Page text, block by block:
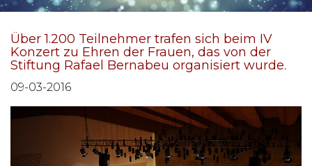
Über 1.200 Teilnehmer trafen sich beim IV
Konzert zu Ehren der Frauen, das von der
Stiftung Rafael Bernabeu organisiert wurde.
09-03-2016